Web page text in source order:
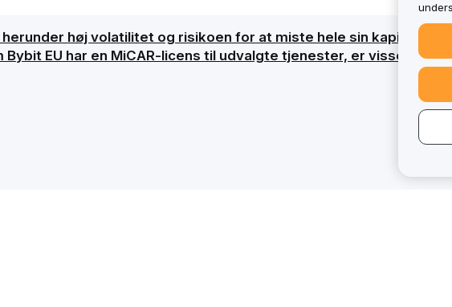
høj volatilitet og risikoen for at miste hele sin kapital. Få
EU har en MiCAR-licens til udvalgte tjenester, er visse